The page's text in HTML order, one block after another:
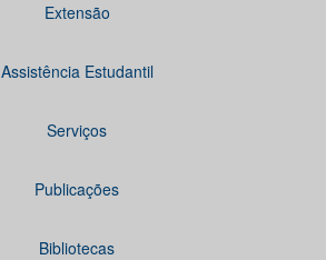
Extensão
Assistência Estudantil
Serviços
Publicações
Bibliotecas